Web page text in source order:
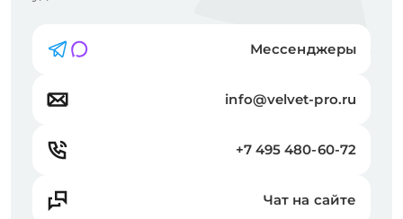
Мессенджеры
info@velvet-pro.ru
+7 495 480-60-72
Чат на сайте